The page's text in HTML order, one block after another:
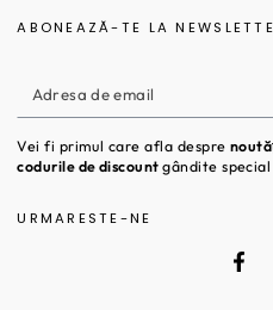
ABONEAZĂ-TE LA
Adresa
de
email
Vei fi primul care afla despre
codurile de discount gândite
URMARESTE-NE